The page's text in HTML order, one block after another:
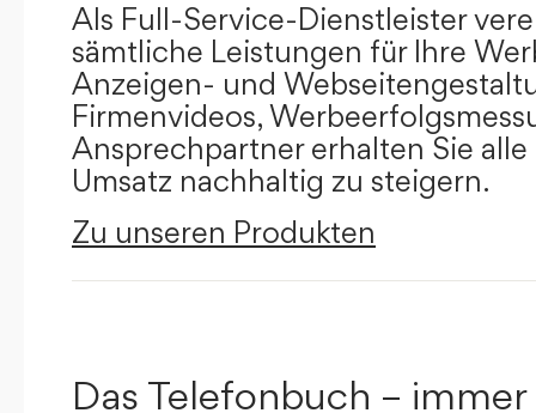
Als Full-Service-Dienstleister
sämtliche Leistungen für Ihre
Anzeigen- und
Firmenvideos,
Ansprechpartner erhalten Sie
Umsatz nachhaltig zu steigern.
Zu unseren Produkten
Das Telefonbuch –